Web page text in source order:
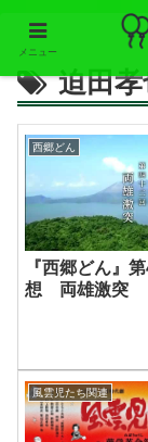
迫田
西郷どん
『西郷どん』
想 両雄激突
風雲児たち関連
メニュー